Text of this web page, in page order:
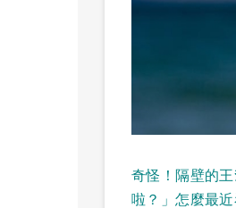
奇怪！隔壁的
啦？」怎麼最